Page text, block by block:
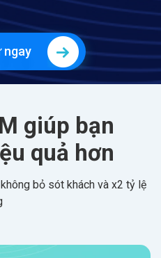
ngay
giúp bạn
quả hơn
bỏ sót khách và x2 tỷ lệ